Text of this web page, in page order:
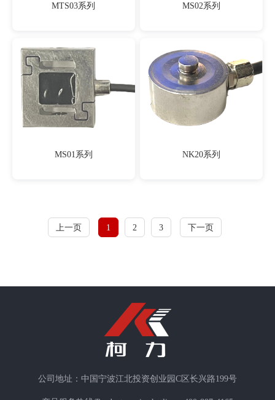
MTS03系列 MS02系列
MS01系列 NK20系列
上一页 1 2 3 下一页
公司地址：中国宁波江北投资创业园C区长兴路199号